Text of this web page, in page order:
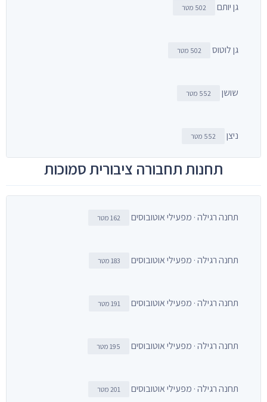
גן יותם 502 מטר
גן לוטוס 502 מטר
שושן 552 מטר
ניצן 552 מטר
תחנות תחבורה ציבורית סמוכות
תחנה רגילה · מפעילי אוטובוסים 162 מטר
תחנה רגילה · מפעילי אוטובוסים 183 מטר
תחנה רגילה · מפעילי אוטובוסים 191 מטר
תחנה רגילה · מפעילי אוטובוסים 195 מטר
תחנה רגילה · מפעילי אוטובוסים 201 מטר